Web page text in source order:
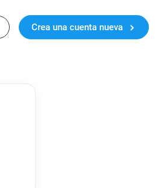
Crea una cuenta nueva